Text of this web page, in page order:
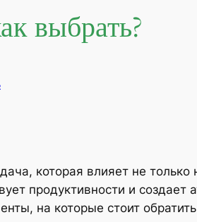
выбрать?
которая влияет не
продуктивности и
на которые стоит